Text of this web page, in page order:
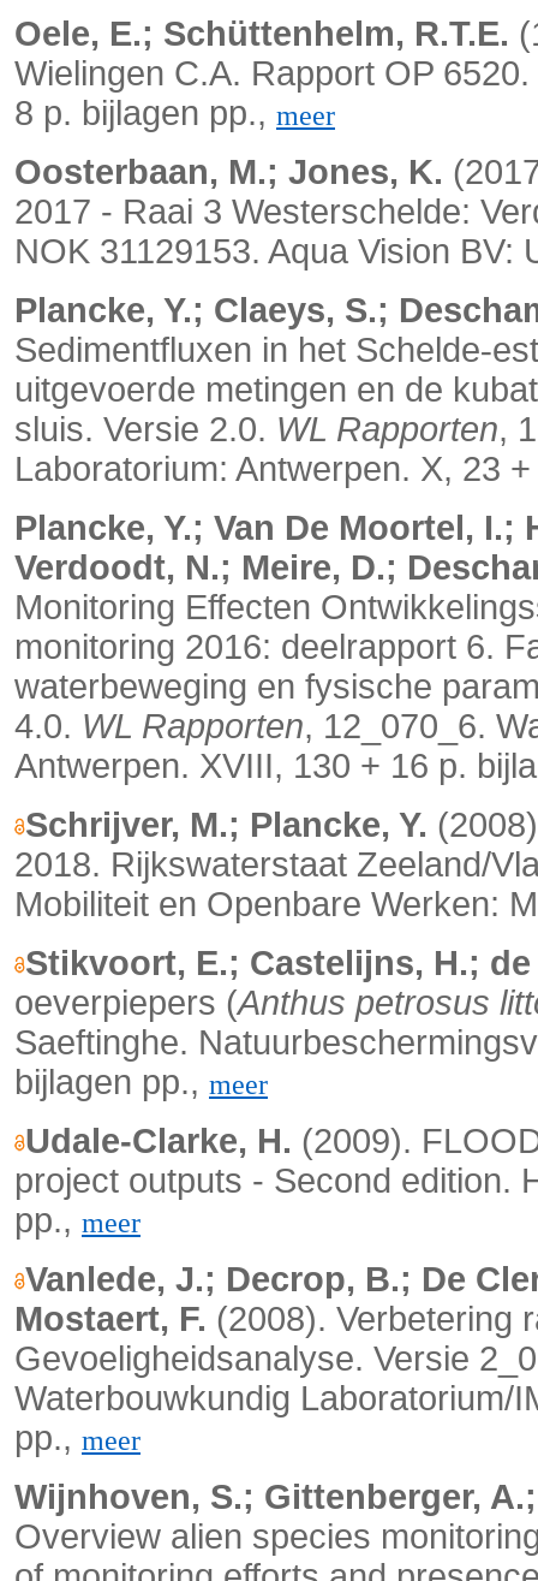
Oele, E.; Schüttenhelm, R.T.E.
Wielingen C.A. Rapport OP
8 p. bijlagen pp., meer
Oosterbaan, M.; Jones, K.
2017 - Raai 3 Westerschelde:
NOK 31129153. Aqua Vision
Plancke, Y.; Claeys, S.;
Sedimentfluxen in het Schelde‐
uitgevoerde metingen en de
sluis. Versie 2.0. WL Rapporten,
Laboratorium: Antwerpen. X, 23
Plancke, Y.; Van De Moortel, I.;
Verdoodt, N.; Meire, D.;
Monitoring Effecten
monitoring 2016: deelrapport 6.
waterbeweging en fysische
4.0. WL Rapporten, 12_070_6.
Antwerpen. XVIII, 130 + 16 p.
Schrijver, M.; Plancke, Y.
2018. Rijkswaterstaat Zeeland/
Mobiliteit en Openbare Werken:
Stikvoort, E.; Castelijns, H.; de
oeverpiepers (Anthus petrosus
Saeftinghe.
bijlagen pp., meer
Udale-Clarke, H. (2009).
project outputs - Second edition.
pp., meer
Vanlede, J.; Decrop, B.; De
Mostaert, F. (2008). Verbetering
Gevoeligheidsanalyse. Versie
Waterbouwkundig Laboratorium/
pp., meer
Wijnhoven, S.; Gittenberger,
Overview alien species